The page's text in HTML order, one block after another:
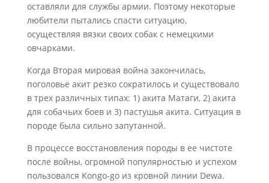
оставляли для службы армии. Поэтому некоторые
любители пытались спасти ситуацию,
осуществляя вязки своих собак с немецкими
овчарками.
Когда Вторая мировая война закончилась,
поголовье акит резко сократилось и существовало
в трех различных типах: 1) акита Матаги, 2) акита
для собачьих боев и 3) пастушья акита. Ситуация в
породе была сильно запутанной.
В процессе восстановления породы в ее чистоте
после войны, огромной популярностью и успехом
пользовался Kongo-go из кровной линии Dewa.